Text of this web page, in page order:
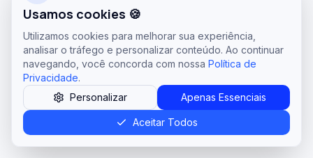
Usamos cookies 🍪
Utilizamos cookies para melhorar sua experiência,
analisar o tráfego e personalizar conteúdo. Ao continuar
navegando, você concorda com nossa Política de
Privacidade.
Personalizar
Apenas Essenciais
Aceitar Todos